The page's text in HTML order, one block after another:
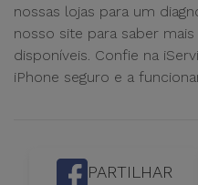
nossas lojas para um
nosso site para saber
disponíveis. Confie na
iPhone seguro e a
PARTILHAR